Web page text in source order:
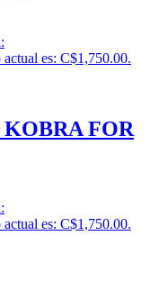
es: C$1,750.00.
FOR
es: C$1,750.00.